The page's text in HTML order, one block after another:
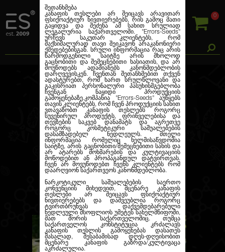
0
შეთანხმება
კანაფის თესლები არ შეიცავს არავითარ
ფსიქოაქტიურ ნივთიერებებს, რის გამოც მათი
გაყიდვა და შეძენა ამ სახით სრულიად
ლეგალურია საქართველოში. "Errors-Seeds"
ურჩევს საკუთარ კლიენტებს, რომ
მაქსიმალურად თავი შეიკავონ არაკანონიერი
ქმედებებისგან. სრული ინფორმაცია რაც არის
წარმოდგენილი საიტზე არის მხოლოდ
გაცნობითი და შემეცნებითი ხასიათის, და არ
მოუწოდებს ადამიანებს კანონმდებლობის
დარღვევისკენ. ჩვენთან შეთანხმებით თქვენ
ადასტურებთ, რომ ხართ სრულწლოვანი და
გაკისრიათ პერსონალური პასუხისმგებლობა
ჩვენგან ნაყიდი პროდუქციის
გამოყენებაზე.კომპანია
"Errors-Seeds" აუწყებს
თავის კლიენტებს, რომ ჩვენ პროდუქციის სახით
ვთავაზობთ კანაფის თესლებს როგორც
სუვენირულ პროდუქტს, ფრინველებისა და
თევზების საკვებ დანამატს და აგრეთვე
როგორც კოსმეტიკური საშუალებების
დასამზადებელ ნედლეულს. მთელი
ინფორმაცია რომელიც ხელმისაწვდომია
საიტზე, არის გაცნობითი/შემეცნებითი სახის და
არ ატარებს მოხმარების და კულტივაციის
მოწოდებით ან პროპაგანდულ დატვირთვას.
ჩვენ არ მოვუწოდებთ ჩვენს კლიენტებს რომ
დაარღვიონ საქართვეოს კანონმდებლობა.
ნარკოტიკული საშუალებების საერთო
კონვენციის მიხედვით, მცენარე კანაფის
თესლები არ შეიცავს ფსიქოაქტიურ
ნივთიერებებს და დაშვეუბლია როგორც
ტვირთბრუნვას დაქვემდებარებული
ნედლეული მსოფლიოს უმეტეს სახელმწიფოში,
მათ შორის საქართველოშიც. თუმცა
საქართველოს კონსტიტუცია კრძალავს
კანაფის თესლის გამოყენებას დასათეს
მასალად, შესაბამისად დღეს-დღეისობით
მცენარე კანაფის გაზრდა/კულტივაცა
აკრძალულია.
ᲙᲐᲢᲔᲒᲝᲠᲘᲔᲑᲘ
ᲩᲕᲔᲜᲘ ᲨᲔᲗᲐᲕᲐᲖᲔᲑᲐ
ᲐᲮᲚᲔᲑᲘ ᲠᲔᲙᲝᲛᲔᲜᲓᲘᲠᲔᲑᲣᲚᲘ
ᲒᲐᲧᲘᲓᲕᲐᲓᲘ ᲞᲠᲝᲓᲣᲥᲢᲘ